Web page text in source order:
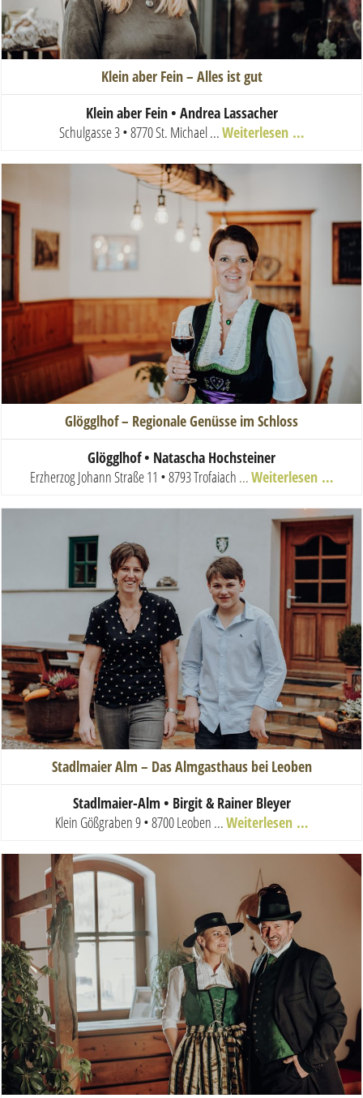
Klein aber Fein – Alles ist gut
Klein aber Fein • Andrea Lassacher
Schulgasse 3 • 8770 St. Michael...Weiterlesen …
Glögglhof – Regionale Genüsse im Schloss
Glögglhof • Natascha Hochsteiner
Erzherzog Johann Straße 11 • 8793 Trofaiach ...Weiterlesen …
Stadlmaier Alm – Das Almgasthaus bei Leoben
Stadlmaier-Alm • Birgit & Rainer Bleyer
Klein Gößgraben 9 • 8700 Leoben ...Weiterlesen …